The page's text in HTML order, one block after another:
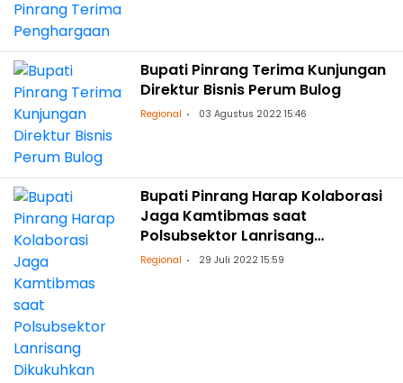
Bupati Pinrang Terima Kunjungan
Direktur Bisnis Perum Bulog
Regional 03 Agustus 2022 15:46
Bupati Pinrang Harap Kolaborasi
Jaga Kamtibmas saat
Polsubsektor Lanrisang
Dikukuhkan
Regional 29 Juli 2022 15:59